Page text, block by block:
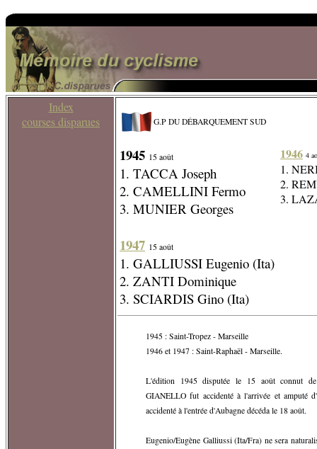
Index
courses disparues
G.P DU DÉBARQUEMENT SUD
1945 15 août
1. TACCA Joseph
2. CAMELLINI Fermo
3. MUNIER Georges
1947 15 août
1. GALLIUSSI Eugenio (Ita)
2. ZANTI Dominique
3. SCIARDIS Gino (Ita)
1946 4
1.
2.
3.
1945 : Saint-Tropez - Marseille
1946 et 1947 : Saint-Raphaël - Marseille.
L'édition 1945 disputée le 15 août connut
GIANELLO fut accidenté à l'arrivée et amputé
accidenté à l'entrée d'Aubagne décéda le 18 août.
Eugenio/Eugène Galliussi (Ita/Fra) ne sera